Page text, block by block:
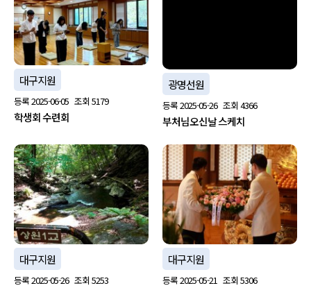
대구지원
등록2025-06-05 조회 5179
학생회 수련회
광명선원
등록2025-05-26 조회 4366
부처님오신날 스케치
대구지원
등록2025-05-26 조회 5253
대구지원
등록2025-05-21 조회 5306